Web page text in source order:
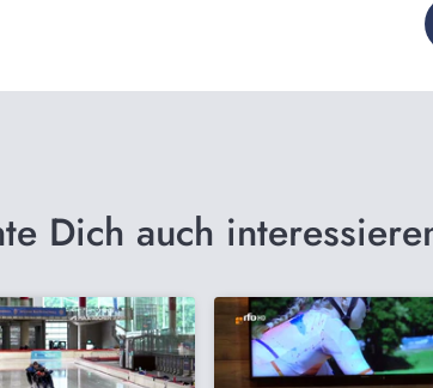
Dich auch